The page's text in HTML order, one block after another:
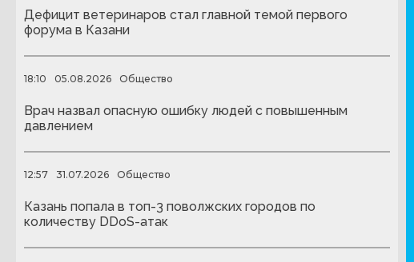
Дефицит ветеринаров стал главной темой первого
форума в Казани
18:10 05.08.2026 Общество
Врач назвал опасную ошибку людей с повышенным
давлением
12:57 31.07.2026 Общество
Казань попала в топ-3 поволжских городов по
количеству DDoS-атак